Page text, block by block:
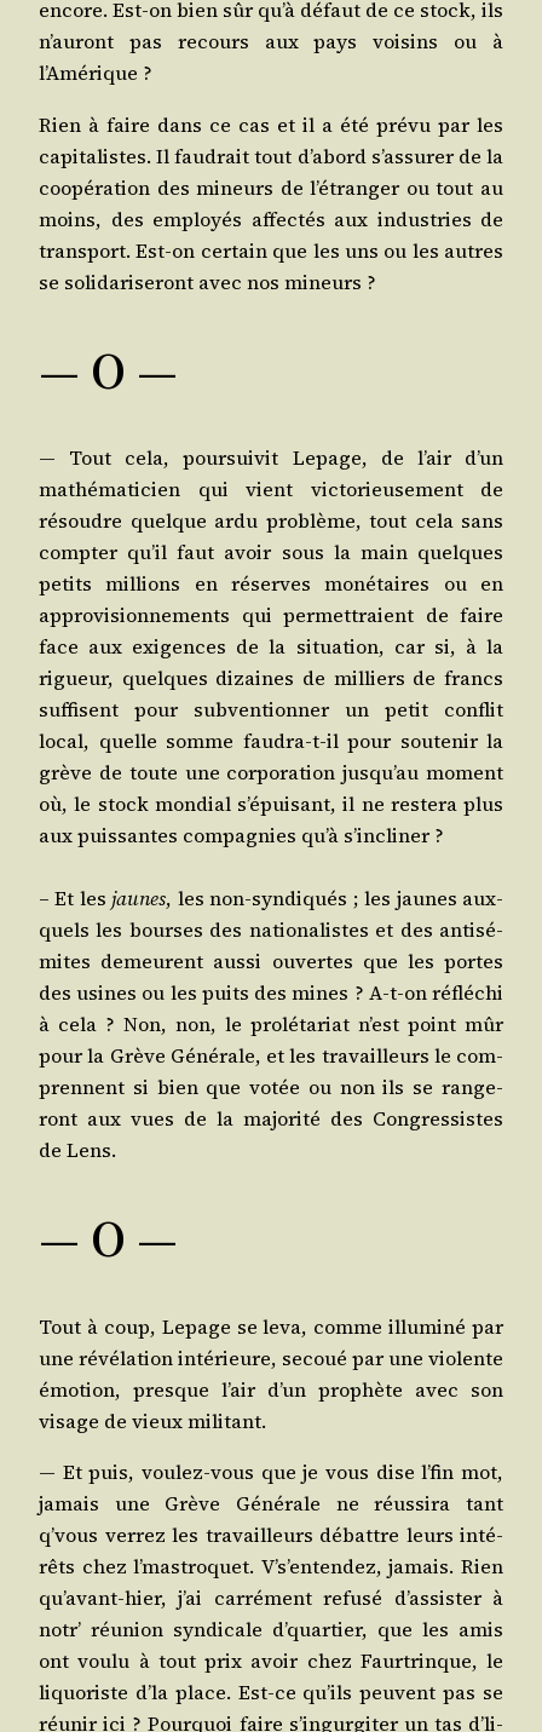
encore. Est-on bien sûr qu’à défaut de ce stock, ils
n’au­ront pas recours aux pays voi­sins ou à
l’Amérique ?
Rien à faire dans ce cas et il a été pré­vu par les
capi­ta­listes. Il fau­drait tout d’a­bord s’as­su­rer de la
coopé­ra­tion des mineurs de l’é­tran­ger ou tout au
moins, des employés affec­tés aux indus­tries de
trans­port. Est-on cer­tain que les uns ou les autres
se soli­da­ri­se­ront avec nos mineurs ?
― O ―
— Tout cela, pour­sui­vit Lepage, de l’air d’un
mathé­ma­ti­cien qui vient vic­to­rieu­se­ment de
résoudre quelque ardu pro­blème, tout cela sans
comp­ter qu’il faut avoir sous la main quelques
petits mil­lions en réserves moné­taires ou en
appro­vi­sion­ne­ments qui per­met­traient de faire
face aux exi­gences de la situa­tion, car si, à la
rigueur, quelques dizaines de mil­liers de francs
suf­fisent pour sub­ven­tion­ner un petit conflit
local, quelle somme fau­dra-t-il pour sou­te­nir la
grève de toute une cor­po­ra­tion jus­qu’au moment
où, le stock mon­dial s’é­pui­sant, il ne res­te­ra plus
aux puis­santes com­pa­gnies qu’à s’incliner ?
– Et les jaunes, les non-syn­di­qués ; les jaunes aux­
quels les bourses des natio­na­listes et des anti­sé­
mites demeurent aus­si ouvertes que les portes
des usines ou les puits des mines ? A‑t-on réflé­chi
à cela ? Non, non, le pro­lé­ta­riat n’est point mûr
pour la Grève Géné­rale, et les tra­vailleurs le com­
prennent si bien que votée ou non ils se ran­ge­
ront aux vues de la majo­ri­té des Congres­sistes
de Lens.
― O ―
Tout à coup, Lepage se leva, comme illu­mi­né par
une révé­la­tion inté­rieure, secoué par une vio­lente
émo­tion, presque l’air d’un pro­phète avec son
visage de vieux militant.
— Et puis, vou­lez-vous que je vous dise l’fin mot,
jamais une Grève Géné­rale ne réus­si­ra tant
q’vous ver­rez les tra­vailleurs débattre leurs inté­
rêts chez l’mas­tro­quet. V’s’en­ten­dez, jamais. Rien
qu’a­vant-hier, j’ai car­ré­ment refu­sé d’as­sis­ter à
notr’ réunion syn­di­cale d’quar­tier, que les amis
ont vou­lu à tout prix avoir chez Faur­trinque, le
liquo­riste d’la place. Est-ce qu’ils peuvent pas se
réunir ici ? Pour­quoi faire s’in­gur­gi­ter un tas d’li­